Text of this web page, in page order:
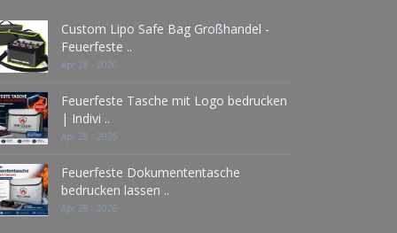
Custom Lipo Safe Bag Großhandel -
Feuerfeste ..
Apr 28 - 2026
Feuerfeste Tasche mit Logo bedrucken
| Indivi ..
Apr 28 - 2026
Feuerfeste Dokumententasche
bedrucken lassen ..
Apr 28 - 2026